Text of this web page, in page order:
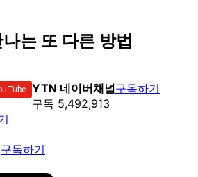
는 또 다른 방법
YTN 네이버채널
구독 5,492,913
구독하기
구독하기